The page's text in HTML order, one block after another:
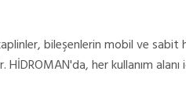
bileşenlerin mobil ve sabit
her kullanım alanı